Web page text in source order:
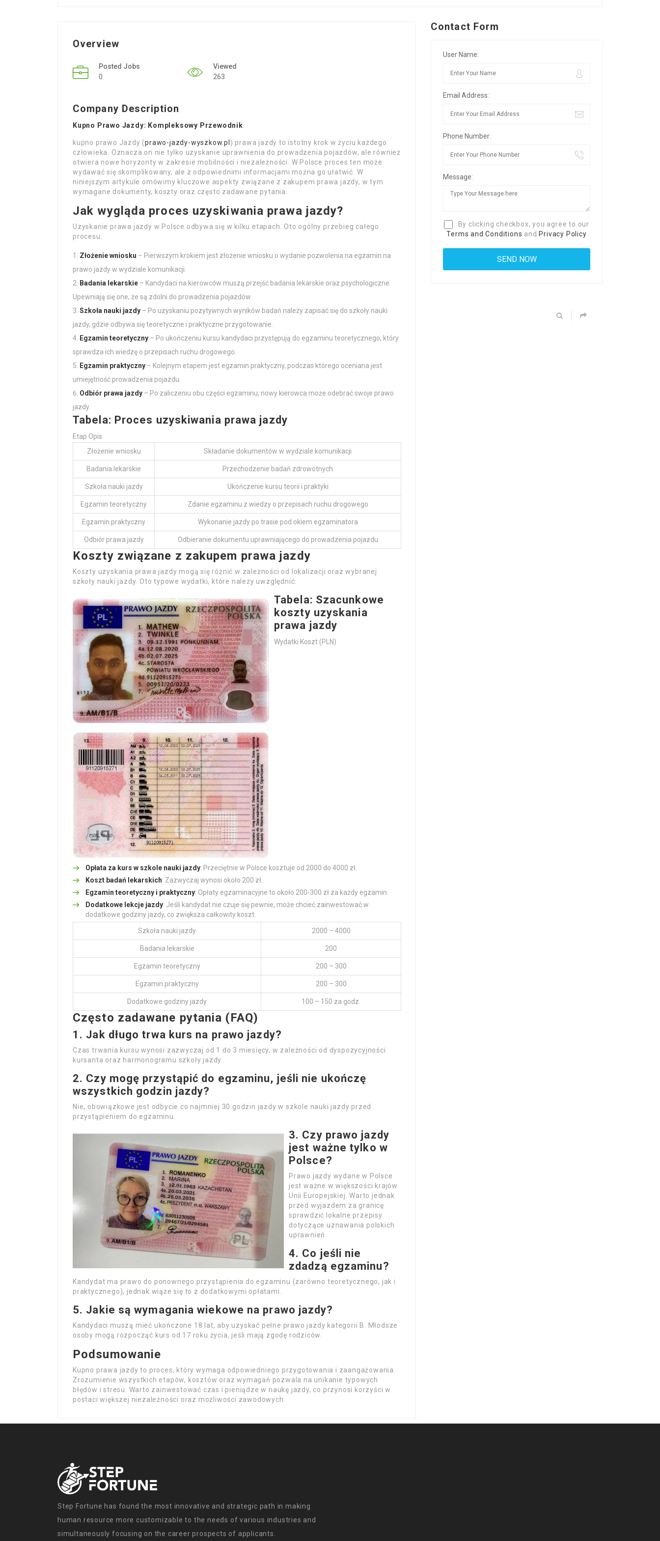
Overview
Posted Jobs
0
Viewed
263
Company Description
Kupno Prawo Jazdy: Kompleksowy Przewodnik
kupno prawo Jazdy (prawo-jazdy-wyszkow.pl ) prawa jazdy to istotny krok w życiu każdego
człowieka. Oznacza on nie tylko uzyskanie uprawnienia do prowadzenia pojazdów, ale również
otwiera nowe horyzonty w zakresie mobilności i niezależności. W Polsce proces ten może
wydawać się skomplikowany, ale z odpowiednimi informacjami można go ułatwić. W
niniejszym artykule omówimy kluczowe aspekty związane z zakupem prawa jazdy, w tym
wymagane dokumenty, koszty oraz często zadawane pytania.
Jak wygląda proces uzyskiwania prawa jazdy?
Uzyskanie prawa jazdy w Polsce odbywa się w kilku etapach. Oto ogólny przebieg całego
procesu:
Złożenie wniosku – Pierwszym krokiem jest złożenie wniosku o wydanie pozwolenia na egzamin na
prawo jazdy w wydziale komunikacji.
Badania lekarskie – Kandydaci na kierowców muszą przejść badania lekarskie oraz psychologiczne.
Upewniają się one, że są zdolni do prowadzenia pojazdów.
Szkoła nauki jazdy – Po uzyskaniu pozytywnych wyników badań należy zapisać się do szkoły nauki
jazdy, gdzie odbywa się teoretyczne i praktyczne przygotowanie.
Egzamin teoretyczny – Po ukończeniu kursu kandydaci przystępują do egzaminu teoretycznego, który
sprawdza ich wiedzę o przepisach ruchu drogowego.
Egzamin praktyczny – Kolejnym etapem jest egzamin praktyczny, podczas którego oceniana jest
umiejętność prowadzenia pojazdu.
Odbiór prawa jazdy – Po zaliczeniu obu części egzaminu, nowy kierowca może odebrać swoje prawo
jazdy.
Tabela: Proces uzyskiwania prawa jazdy
Etap Opis
Złożenie wniosku
Składanie dokumentów w wydziale komunikacji
Badania lekarskie Przechodzenie badań zdrowotnych
Szkoła nauki jazdy Ukończenie kursu teorii i praktyki
Egzamin teoretyczny Zdanie egzaminu z wiedzy o przepisach ruchu drogowego
Egzamin praktyczny Wykonanie jazdy po trasie pod okiem egzaminatora
Odbiór prawa jazdy Odbieranie dokumentu uprawniającego do prowadzenia pojazdu
Koszty związane z zakupem prawa jazdy
Koszty uzyskania prawa jazdy mogą się różnić w zależności od lokalizacji oraz wybranej
szkoły nauki jazdy. Oto typowe wydatki, które należy uwzględnić:
Opłata za kurs w szkole nauki jazdy: Przeciętnie w Polsce kosztuje od 2000 do 4000 zł.
Koszt badań lekarskich: Zazwyczaj wynosi około 200 zł.
Egzamin teoretyczny i praktyczny: Opłaty egzaminacyjne to około 200-300 zł za każdy egzamin.
Dodatkowe lekcje jazdy: Jeśli kandydat nie czuje się pewnie, może chcieć zainwestować w
dodatkowe godziny jazdy, co zwiększa całkowity koszt.
Tabela: Szacunkowe
koszty uzyskania
prawa jazdy
Wydatki Koszt (PLN)
Szkoła nauki jazdy 2000 – 4000
Badania lekarskie 200
Egzamin teoretyczny 200 – 300
Egzamin praktyczny 200 – 300
Dodatkowe godziny jazdy 100 – 150 za godz.
Często zadawane pytania (FAQ)
1. Jak długo trwa kurs na prawo jazdy?
Czas trwania kursu wynosi zazwyczaj od 1 do 3 miesięcy, w zależności od dyspozycyjności
kursanta oraz harmonogramu szkoły jazdy.
2. Czy mogę przystąpić do egzaminu, jeśli nie ukończę
wszystkich godzin jazdy?
Nie, obowiązkowe jest odbycie co najmniej 30 godzin jazdy w szkole nauki jazdy przed
przystąpieniem do egzaminu.
3. Czy prawo jazdy
jest ważne tylko w
Polsce?
Prawo jazdy wydane w Polsce
jest ważne w większości krajów
Unii Europejskiej. Warto jednak
przed wyjazdem za granicę
sprawdzić lokalne przepisy
dotyczące uznawania polskich
uprawnień.
4. Co jeśli nie
zdadzą egzaminu?
Kandydat ma prawo do ponownego przystąpienia do egzaminu (zarówno teoretycznego, jak i
praktycznego), jednak wiąże się to z dodatkowymi opłatami.
5. Jakie są wymagania wiekowe na prawo jazdy?
Kandydaci muszą mieć ukończone 18 lat, aby uzyskać pełne prawo jazdy kategorii B. Młodsze
osoby mogą rozpocząć kurs od 17 roku życia, jeśli mają zgodę rodziców.
Podsumowanie
Kupno prawa jazdy to proces, który wymaga odpowiedniego przygotowania i zaangażowania.
Zrozumienie wszystkich etapów, kosztów oraz wymagań pozwala na unikanie typowych
błędów i stresu. Warto zainwestować czas i pieniądze w naukę jazdy, co przynosi korzyści w
postaci większej niezależności oraz możliwości zawodowych.
Contact Form
User Name:
Email Address:
Phone Number:
Message:
By clicking checkbox, you agree to our
Terms and Conditions and Privacy Policy
Step Fortune has found the most innovative and strategic path in making
human resource more customizable to the needs of various industries and
simultaneously focusing on the career prospects of applicants.